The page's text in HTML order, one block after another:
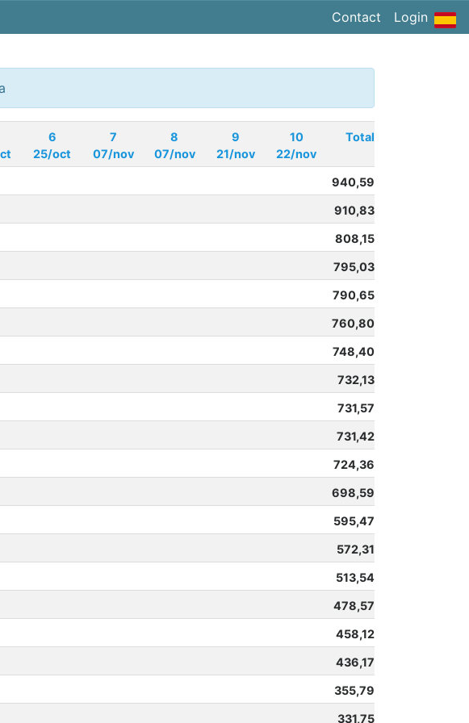
Contact Login
6
25/oct
7
07/nov
8
07/nov
9
21/nov
10
22/nov
Total
940,59
910,83
808,15
795,03
790,65
760,80
748,40
732,13
731,57
731,42
724,36
698,59
595,47
572,31
513,54
478,57
458,12
436,17
355,79
331,75